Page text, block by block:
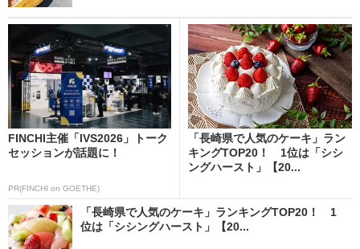
FINCHI主催「IVS2026」トーク
セッションが話題に！
PR(FINCHI on GOETHE)
「長崎県で人気のケーキ」ラン
キングTOP20！ 1位は「シシ
ングハースト」【20...
「長崎県で人気のケーキ」ランキングTOP20！ 1
位は「シシングハースト」【20...